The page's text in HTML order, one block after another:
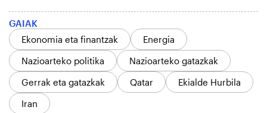
GAIAK
Ekonomia eta finantzak
Energia
Nazioarteko politika
Nazioarteko gatazkak
Gerrak eta gatazkak
Qatar
Ekialde Hurbila
Iran